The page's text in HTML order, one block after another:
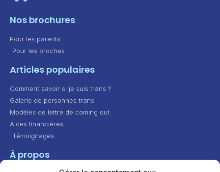
Nos brochures
Pour les parents
Pour les proches
Articles populaires
Comment savoir si je suis trans ?
Galerie de personnes trans
Modèles de lettre de coming out
Aides financières
Témoignages
À propos